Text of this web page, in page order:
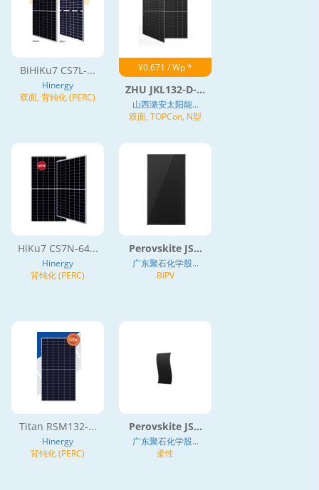
BiHiKu7 CS7L-...
Hinergy
双面, 背钝化 (PERC)
¥0.671 / Wp *
ZHU JKL132-D-...
山西潞安太阳能...
双面, TOPCon, N型
HiKu7 CS7N-64...
Hinergy
背钝化 (PERC)
Perovskite JS...
广东聚石化学股...
BIPV
Titan RSM132-...
Hinergy
背钝化 (PERC)
Perovskite JS...
广东聚石化学股...
柔性